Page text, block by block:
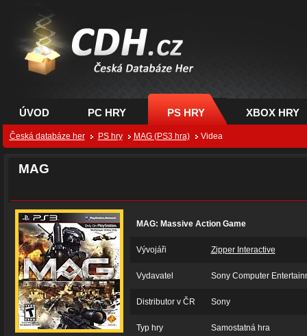
CDH.cz - hry na PC,
PS, XBOX - Česká
databáze her
ÚVOD PC HRY PS HRY XBOX HRY
Česká databáze her PS hry MAG (PS3 hra) Videa
MAG
MAG: Massive Action Game
Vývojáři Zipper Interactive
Vydavatel Sony Computer
Distributor v ČR Sony
Typ hry Samostatná hra